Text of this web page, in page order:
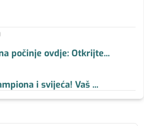
počinje ovdje: Otkrijte...
i svijeća! Vaš ...